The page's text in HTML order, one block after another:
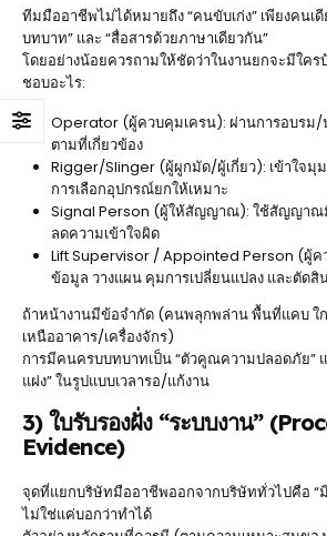
ทีมมืออาชีพไม่ได้หมายถึง “คนขับเก่ง” เพียงคนเ
บทบาท” และ “สื่อสารด้วยภาษาเดียวกัน”
โดยอย่างน้อยควรถามให้ชัดว่าในงานยกจะมีใค
ชอบอะไร:
Operator (ผู้ควบคุมเครน): ผ่านการอบรม/
ตามที่เกี่ยวข้อง
Rigger/Slinger (ผู้ผูกมัด/ผู้เกี่ยว): เข้าใจมุ
การเลือกอุปกรณ์ยกให้เหมาะ
Signal Person (ผู้ให้สัญญาณ): ใช้สัญญาณ
ลดความเข้าใจผิด
Lift Supervisor / Appointed Person (ผู้ค
ข้อมูล วางแผน คุมการเปลี่ยนแปลง และตัดสิ
ถ้าหน้างานมีข้อจำกัด (คนพลุกพล่าน พื้นที่แคบ ใ
เหนืออาคาร/เครื่องจักร)
การมีคนครบบทบาทเป็น “ตัวคูณความปลอดภัย”
แฝง” ในรูปแบบเวลารอ/แก้งาน
3) ใบรับรองฝั่ง “ระบบงาน”
Evidence)
จุดที่แยกบริษัทมืออาชีพออกจากบริษัททั่วไปคือ “
ไม่ใช่แค่บอกว่าทำได้